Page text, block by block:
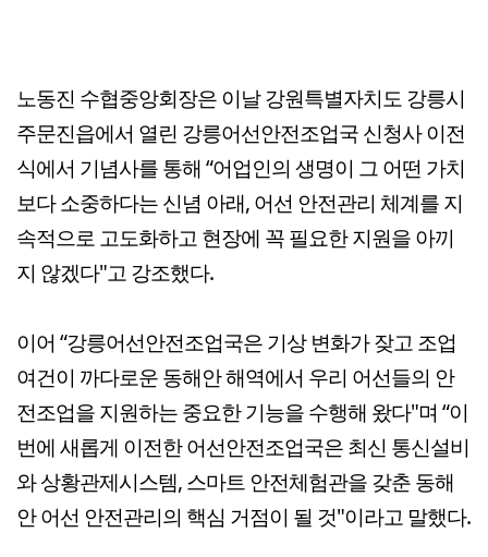
노동진 수협중앙회장은 이날 강원특별자치도 강릉시
주문진읍에서 열린 강릉어선안전조업국 신청사 이전
식에서 기념사를 통해 “어업인의 생명이 그 어떤 가치
보다 소중하다는 신념 아래, 어선 안전관리 체계를 지
속적으로 고도화하고 현장에 꼭 필요한 지원을 아끼
지 않겠다"고 강조했다.
이어 “강릉어선안전조업국은 기상 변화가 잦고 조업
여건이 까다로운 동해안 해역에서 우리 어선들의 안
전조업을 지원하는 중요한 기능을 수행해 왔다"며 “이
번에 새롭게 이전한 어선안전조업국은 최신 통신설비
와 상황관제시스템, 스마트 안전체험관을 갖춘 동해
안 어선 안전관리의 핵심 거점이 될 것"이라고 말했다.